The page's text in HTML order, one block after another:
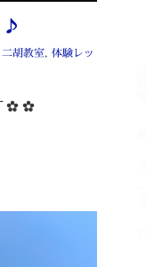
♪
二胡教室, 体験レッ
✿✿